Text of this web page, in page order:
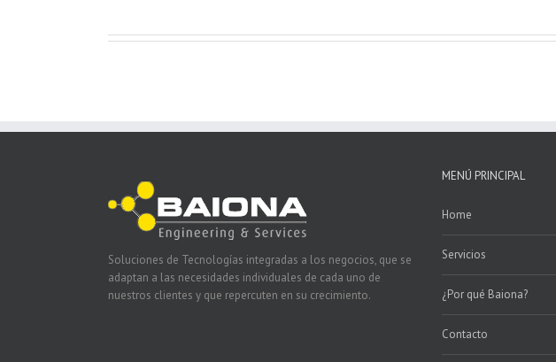
Soluciones de Tecnologías integradas a los negocios, que se
adaptan a las necesidades individuales de cada uno de
nuestros clientes y que repercuten en su crecimiento.
MENÚ PRINCIPAL
Home
Servicios
¿Por qué Baiona?
Contacto